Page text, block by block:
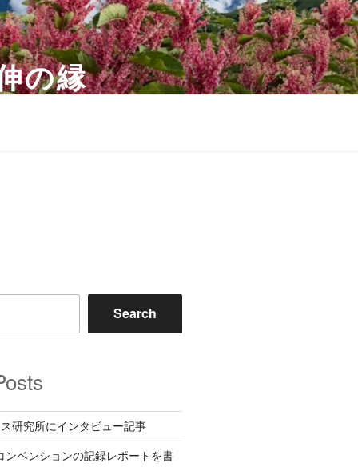
の縁
Search
研究所にインタビュー記事
ベンションの記録レポートを書